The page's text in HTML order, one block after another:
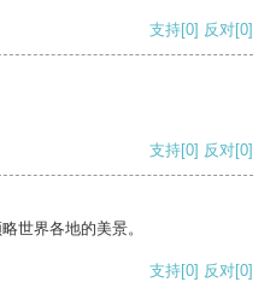
支持[0] 反对[0]
支持[0] 反对[0]
世界各地的美景。
支持[0] 反对[0]